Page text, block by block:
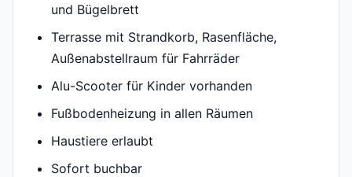
und Bügelbrett
Terrasse mit Strandkorb, Rasenfläche,
Außenabstellraum für Fahrräder
Alu-Scooter für Kinder vorhanden
Fußbodenheizung in allen Räumen
Haustiere erlaubt
Sofort buchbar